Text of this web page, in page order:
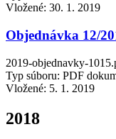
Vložené: 30. 1. 2019
Objednávka 12/
2019-objednavky-
Typ súboru: PDF
Vložené: 5. 1. 2019
2018